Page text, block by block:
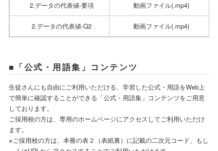
2.データの代表値-要項 動画ファイル(.mp4)
2.データの代表値-Q2 動画ファイル(.mp4)
■「公式・用語集」コンテンツ
生徒さんにも自由にご利用いただける、学習した公式・用語をWeb上
で簡単に確認することができる「公式・用語集」コンテンツをご用意
しております。
ご採用校の方は、専用のホームページにアクセスしてご利用いただけ
ます。
※ご採用校の方は、本冊の表２（表紙裏）に記載の二次元コード、もし